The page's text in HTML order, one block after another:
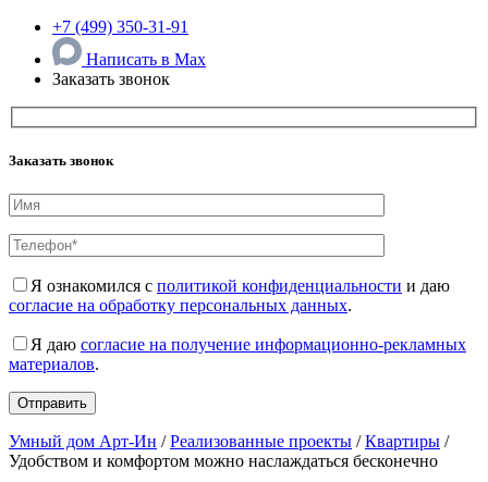
+7 (499) 350-31-91
Написать в Max
Заказать звонок
Заказать звонок
Я ознакомился с политикой конфиденциальности и даю
согласие на обработку персональных данных.
Я даю согласие на получение информационно-рекламных
материалов.
Умный дом Арт-Ин /Реализованные проекты /Квартиры /
Удобством и комфортом можно наслаждаться бесконечно